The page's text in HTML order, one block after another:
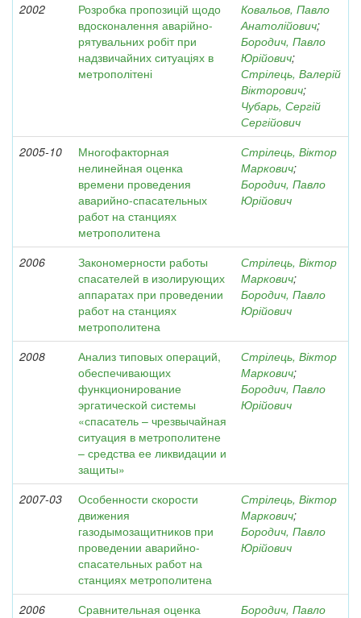
2002
Розробка пропозицій щодо
вдосконалення аварійно-
рятувальних робіт при
надзвичайних ситуаціях в
метрополітені
Ковальов, Павло
Анатолійович;
Бородич, Павло
Юрійович;
Стрілець, Валерій
Вікторович;
Чубарь, Сергій
Сергійович
2005-10
Многофакторная
нелинейная оценка
времени проведения
аварийно-спасательных
работ на станциях
метрополитена
Стрілець, Віктор
Маркович;
Бородич, Павло
Юрійович
2006
Закономерности работы
спасателей в изолирующих
аппаратах при проведении
работ на станциях
метрополитена
Стрілець, Віктор
Маркович;
Бородич, Павло
Юрійович
2008
Анализ типовых операций,
обеспечивающих
функционирование
эргатической системы
«спасатель – чрезвычайная
ситуация в метрополитене
– средства ее ликвидации и
защиты»
Стрілець, Віктор
Маркович;
Бородич, Павло
Юрійович
2007-03
Особенности скорости
движения
газодымозащитников при
проведении аварийно-
спасательных работ на
станциях метрополитена
Стрілець, Віктор
Маркович;
Бородич, Павло
Юрійович
2006
Сравнительная оценка
Бородич, Павло